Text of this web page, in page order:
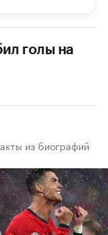
голы на
из биографий